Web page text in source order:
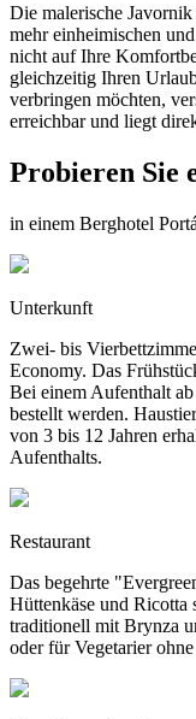
Die malerische
mehr einheimischen
nicht auf Ihre
gleichzeitig Ihren
verbringen möchten,
erreichbar und liegt
Probieren Sie
in einem Berghotel
Unterkunft
Zwei- bis
Economy. Das
Bei einem Aufenthalt
bestellt werden.
von 3 bis 12 Jahren
Aufenthalts.
Restaurant
Das begehrte
Hüttenkäse und
traditionell mit Brynza
oder für Vegetarier